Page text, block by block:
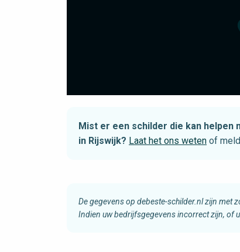
Mist er een schilder die kan
in Rijswijk? Laat het ons weten of
De gegevens op debeste-schilder.nl zijn met
Indien uw bedrijfsgegevens incorrect zijn, of